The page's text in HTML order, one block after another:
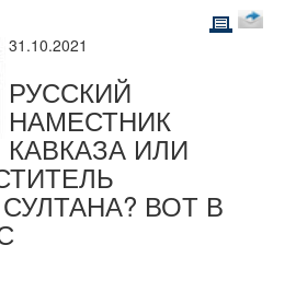
31.10.2021
РУССКИЙ
НАМЕСТНИК
КАВКАЗА ИЛИ
ВОТ В